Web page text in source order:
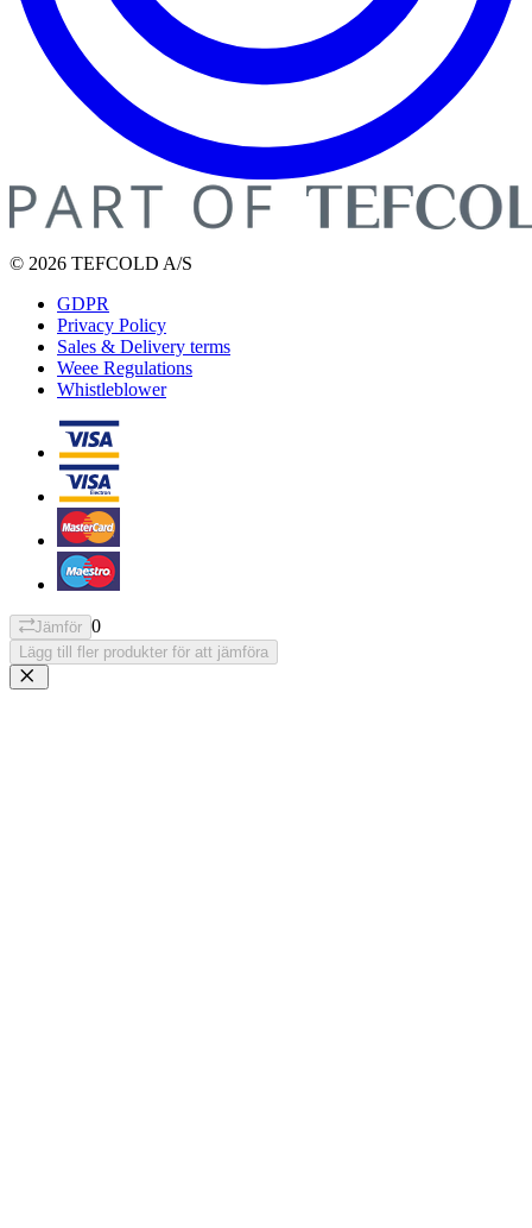
© 2026 TEFCOLD A/S
GDPR
Privacy Policy
Sales & Delivery terms
Weee Regulations
Whistleblower
Jämför 0
Lägg till fler produkter för att jämföra